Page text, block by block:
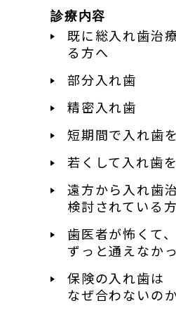
診療内容
既に総入れ歯治
る方へ
部分入れ歯
精密入れ歯
短期間で入れ歯
若くして入れ歯を
遠方から入れ歯
検討されている
歯医者が怖くて、
ずっと通えなか
保険の入れ歯は
なぜ合わないの